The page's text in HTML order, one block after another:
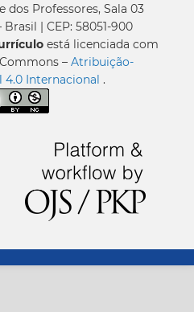
dos Professores, Sala 03
Brasil | CEP: 58051-900
está licenciada com
– Atribuição-
4.0 Internacional .